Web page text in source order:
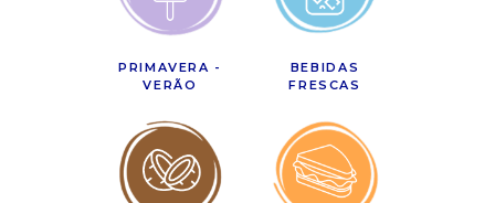
PRIMAVERA -
VERÃO
BEBIDAS
FRESCAS